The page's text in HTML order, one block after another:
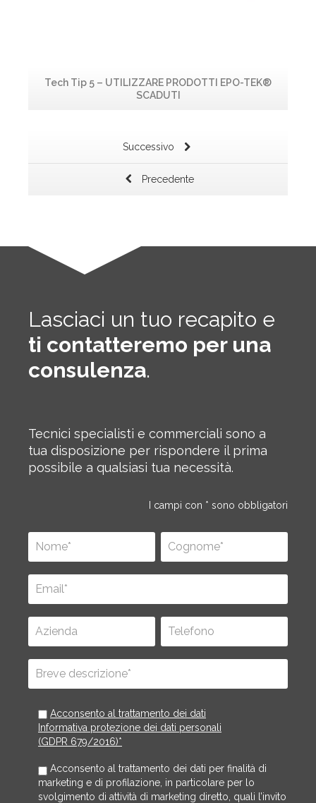
Tech Tip 5 – UTILIZZARE PRODOTTI EPO-TEK®
SCADUTI
Successivo
Precedente
Lasciaci un tuo recapito e
ti contatteremo per una
consulenza.
Tecnici specialisti e commerciali sono a
tua disposizione per rispondere il prima
possibile a qualsiasi tua necessità.
I campi con * sono obbligatori
Acconsento al trattamento dei dati
Informativa protezione dei dati personali
(GDPR 679/2016)*
Acconsento al trattamento dei dati per finalità di
marketing e di profilazione, in particolare per lo
svolgimento di attività di marketing diretto, quali l’invito